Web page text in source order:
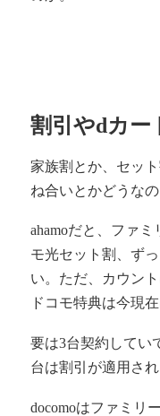
割引やdカー
家族割とか、セッ
ね合いとかどうな
ahamoだと、ファ
モ光セット割、ず
い。ただ、カウン
ドコモ特典は今現
要は3台契約してい
台は割引が適用され
docomoはファミリ